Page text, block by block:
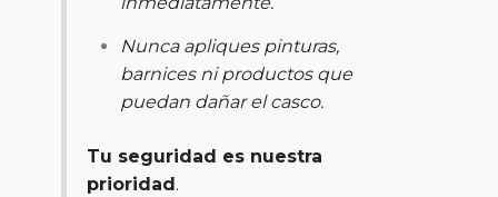
Nunca apliques pinturas,
barnices ni productos que
puedan dañar el casco.
Tu seguridad es nuestra
prioridad .